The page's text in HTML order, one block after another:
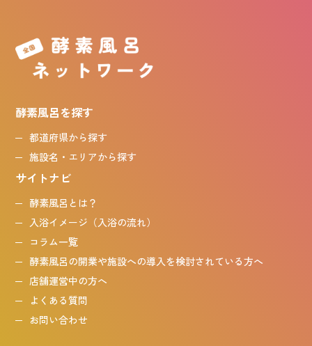
酵素風呂を探す
都道府県から探す
施設名・エリアから探す
サイトナビ
酵素風呂とは？
入浴イメージ（入浴の流れ）
コラム一覧
酵素風呂の開業や施設への導入を検討されている方へ
店舗運営中の方へ
よくある質問
お問い合わせ